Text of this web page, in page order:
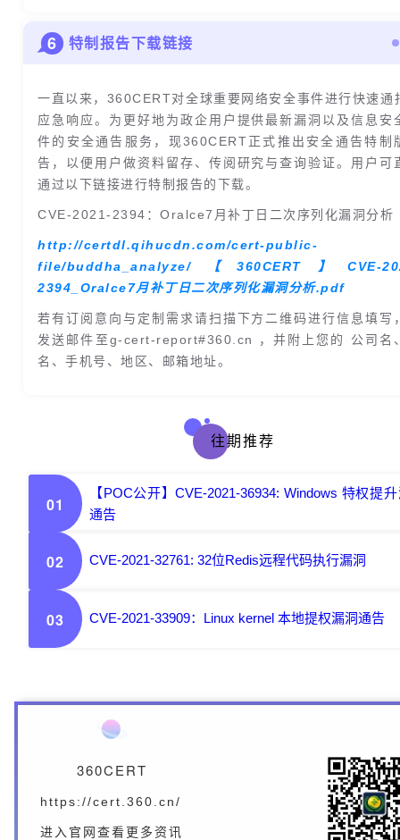
6 特制报告下载链接
一直以来，360CERT对全球重要网络安全事件进行快速通
应急响应。为更好地为政企用户提供最新漏洞以及信息安
件的安全通告服务，现360CERT正式推出安全通告特制
告，以便用户做资料留存、传阅研究与查询验证。用户可
通过以下链接进行特制报告的下载。
CVE-2021-2394：Oralce7月补丁日二次序列化漏洞分析
http://certdl.qihucdn.com/cert-public-
file/buddha_analyze/【360CERT】CVE-
2394_Oralce7月补丁日二次序列化漏洞分析.pdf
若有订阅意向与定制需求请扫描下方二维码进行信息填写
发送邮件至g-cert-report#360.cn ，并附上您的 公司名
名、手机号、地区、邮箱地址。
往期推荐
01
【POC公开】CVE-2021-36934: Windows 特权提
通告
02 CVE-2021-32761: 32位Redis远程代码执行漏洞
03 CVE-2021-33909：Linux kernel 本地提权漏洞通告
360CERT
https://cert.360.cn/
进入官网查看更多资讯